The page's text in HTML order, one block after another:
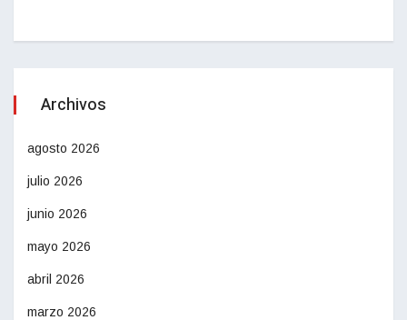
Archivos
agosto 2026
julio 2026
junio 2026
mayo 2026
abril 2026
marzo 2026